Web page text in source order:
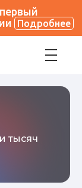
Подробнее
тысяч